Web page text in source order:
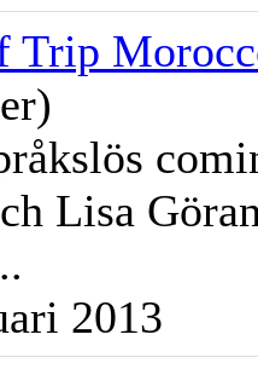
Trip
Lisa
2013